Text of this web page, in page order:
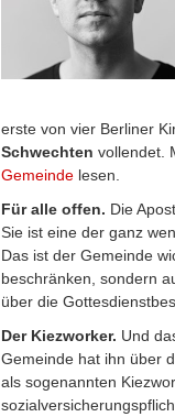
erste von vier Berliner
Schwechten vollendet.
Gemeinde lesen.
Für alle offen. Die
Sie ist eine der ganz
Das ist der Gemeinde
beschränken, sondern
über die
Der Kiezworker. Und
Gemeinde hat ihn über
als sogenannten